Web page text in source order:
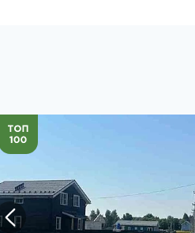
Посмотреть